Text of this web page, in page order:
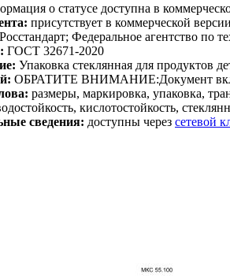
о статусе доступна в
присутствует в коммерческой
Росстандарт; Федеральное агентство по
ГОСТ 32671-2020
Упаковка стеклянная для продуктов
ОБРАТИТЕ ВНИМАНИЕ:Документ
размеры, маркировка, упаковка,
кислотостойкость,
сведения: доступны через сетевой